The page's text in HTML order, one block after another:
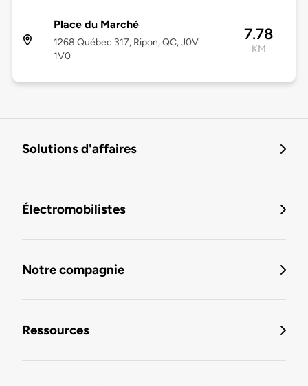
Place du Marché
1268 Québec 317, Ripon, QC, J0V
1V0
7.78
KM
Solutions d'affaires
Électromobilistes
Notre compagnie
Ressources